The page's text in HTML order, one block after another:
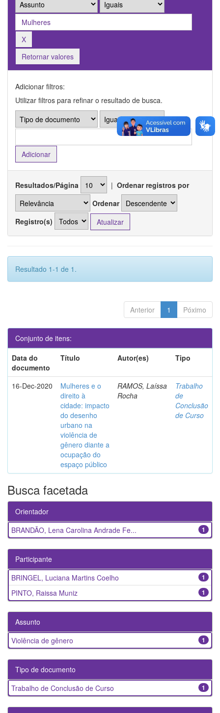
Retornar valores
Adicionar filtros:
Utilizar filtros para refinar o resultado de busca.
Resultados/Página | Ordenar registros por
Ordenar
Registro(s)
Resultado 1-1 de 1.
Anterior 1 Póximo
Conjunto de itens:
Data do
documento
Título Autor(es) Tipo
16-Dec-2020
Mulheres e o
direito à
cidade: impacto
do desenho
urbano na
violência de
gênero diante a
ocupação do
espaço público
RAMOS, Laíssa
Rocha
Trabalho
de
Conclusão
de Curso
Busca facetada
Orientador
1
BRANDÃO, Lena Carolina Andrade Fe...
Participante
1
BRINGEL, Luciana Martins Coelho
1
PINTO, Raissa Muniz
Assunto
1
Violência de gênero
Tipo de documento
1
Trabalho de Conclusão de Curso